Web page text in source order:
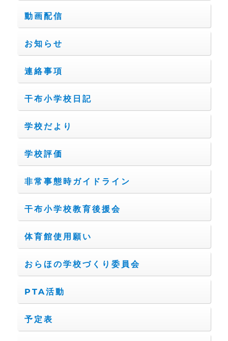
動画配信
お知らせ
連絡事項
干布小学校日記
学校だより
学校評価
非常事態時ガイドライン
干布小学校教育後援会
体育館使用願い
おらほの学校づくり委員会
PTA活動
予定表